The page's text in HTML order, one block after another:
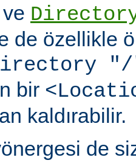
ve
de özellikle
"/
bir
kaldırabilir.
de